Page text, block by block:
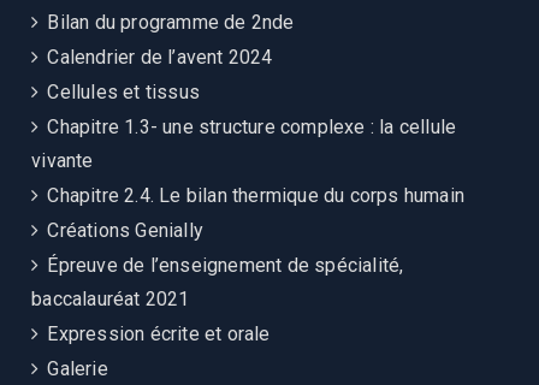
Bilan du programme de 2nde
Calendrier de l’avent 2024
Cellules et tissus
Chapitre 1.3- une structure complexe : la cellule
vivante
Chapitre 2.4. Le bilan thermique du corps humain
Créations Genially
Épreuve de l’enseignement de spécialité,
baccalauréat 2021
Expression écrite et orale
Galerie